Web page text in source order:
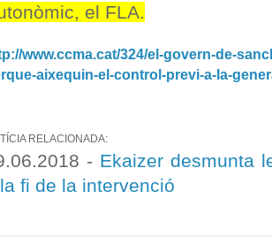
el FLA.
www.ccma.cat/324/el-govern-de-
aixequin-el-control-previ-a-la-
RELACIONADA:
- Ekaizer desmunta
fi de la intervenció